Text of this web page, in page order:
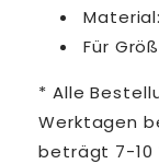
Für
* Alle
Werktagen
beträgt 7-10